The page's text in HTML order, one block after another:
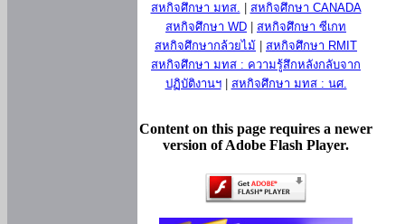
สหกิจศึกษา มทส.
สหกิจศึกษา CANADA
สหกิจศึกษา WD
สหกิจศึกษา ซีเกท
สหกิจศึกษากล้วยไม้
สหกิจศึกษา RMIT
สหกิจศึกษา มทส : ความรู้สึกหลังกลับจาก
ปฏิบัติงานฯ| สหกิจศึกษา มทส : นศ.
Content on this page requires a newer
version of Adobe Flash Player.